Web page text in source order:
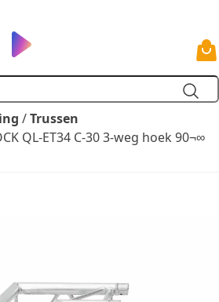
/Trussen
QL-ET34 C-30 3-weg hoek 90¬∞